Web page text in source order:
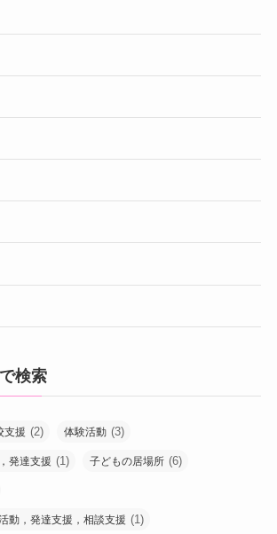
検索
支援 (2) 体験活動 (3)
発達支援 (1) 子どもの居場所 (6)
動，発達支援，相談支援 (1)